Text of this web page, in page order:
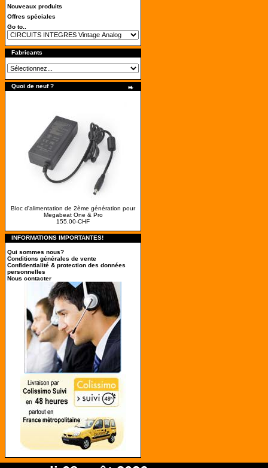
Nouveaux produits
Offres spéciales
Go to..
Fabricants
Quoi de neuf ?
Bloc d'alimentation de 2ème génération pour
Megabeat One & Pro
155.00-CHF
INFORMATIONS IMPORTANTES!
Qui sommes nous?
Conditions générales de vente
Confidentialité & protection des données
personnelles
Nous contacter